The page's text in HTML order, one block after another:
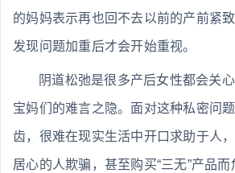
的妈妈表示再也回不去以前的产前紧
发现问题加重后才会开始重视。
阴道松弛是很多产后女性都会关
宝妈们的难言之隐。面对这种私密问
齿，很难在现实生活中开口求助于人
居心的人欺骗，甚至购买“三无”产品而